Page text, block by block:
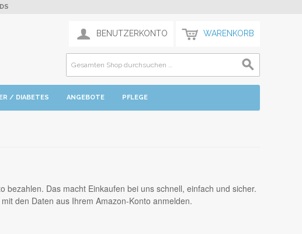
BENUTZERKONTO WARENKORB
/ DIABETES ANGEBOTE PFLEGE
Das macht Einkaufen bei uns schnell, einfach und sicher.
den Daten aus Ihrem Amazon-Konto anmelden.